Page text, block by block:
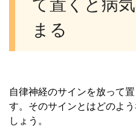
て置くと病
まる
自律神経のサインを放って
す。そのサインとはどのよ
しょう。